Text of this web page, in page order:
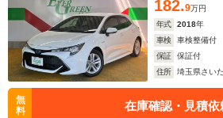
182.9万円
年式
2018年
車検
車検整備付
保証
保証付
住所
埼玉県さい
無
料
在庫確認・見積依